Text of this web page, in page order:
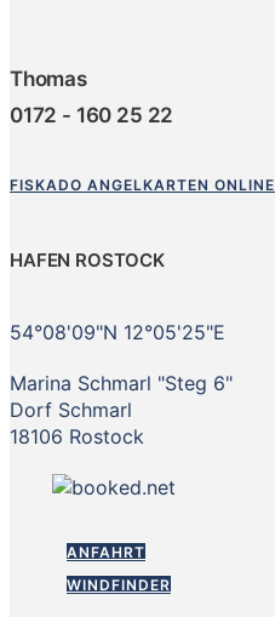
Thomas
0172 - 160 25 22
FISKADO ANGELKARTEN ONLINE
HAFEN ROSTOCK
54°08'09"N 12°05'25"E
Marina Schmarl "Steg 6"
Dorf Schmarl
18106 Rostock
ANFAHRT
WINDFINDER